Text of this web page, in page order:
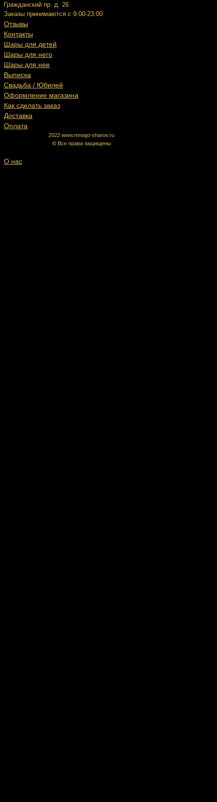
Гражданский пр. д. 26
Заказы принимаются с 9:00-23:00
Отзывы
Контакты
Шары для детей
Шары для него
Шары для нее
Выписка
Свадьба / Юбилей
Оформление магазина
Как сделать заказ
Доставка
Оплата
2022 www.mnogo-sharov.ru
© Все права защищены
О нас